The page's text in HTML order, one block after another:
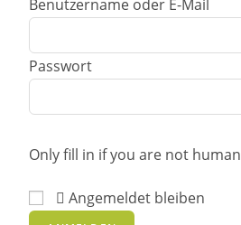
Benutzername oder E-Mail
Passwort
Only fill in if you are not human
Angemeldet bleiben